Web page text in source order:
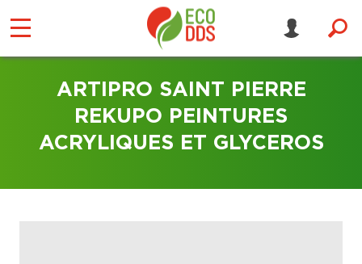
ARTIPRO SAINT PIERRE
REKUPO PEINTURES
ACRYLIQUES ET GLYCEROS